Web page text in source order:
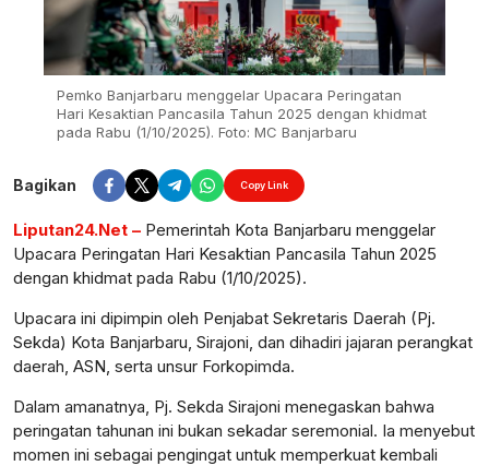
Pemko Banjarbaru menggelar Upacara Peringatan
Hari Kesaktian Pancasila Tahun 2025 dengan khidmat
pada Rabu (1/10/2025). Foto: MC Banjarbaru
Bagikan Copy Link
Liputan24.Net – Pemerintah Kota Banjarbaru menggelar
Upacara Peringatan Hari Kesaktian Pancasila Tahun 2025
dengan khidmat pada Rabu (1/10/2025).
Upacara ini dipimpin oleh Penjabat Sekretaris Daerah (Pj.
Sekda) Kota Banjarbaru, Sirajoni, dan dihadiri jajaran perangkat
daerah, ASN, serta unsur Forkopimda.
Dalam amanatnya, Pj. Sekda Sirajoni menegaskan bahwa
peringatan tahunan ini bukan sekadar seremonial. Ia menyebut
momen ini sebagai pengingat untuk memperkuat kembali